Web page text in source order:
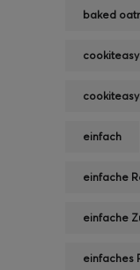
baked
einfach
einfache
einfache
einfaches